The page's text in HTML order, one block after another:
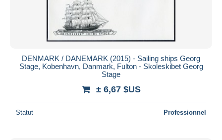
DENMARK / DANEMARK (2015) - Sailing ships Georg
Stage, Kobenhavn, Danmark, Fulton - Skoleskibet Georg
Stage
± 6,67 $US
Statut Professionnel